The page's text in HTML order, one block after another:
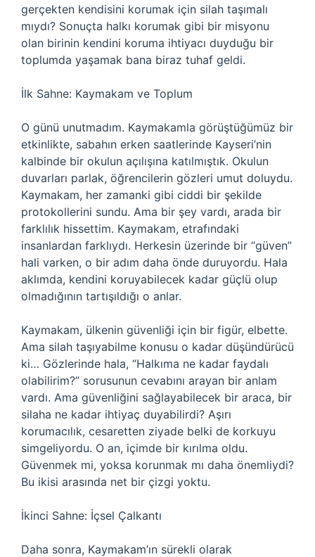
gerçekten kendisini korumak için silah taşımalı
mıydı? Sonuçta halkı korumak gibi bir misyonu
olan birinin kendini koruma ihtiyacı duyduğu bir
toplumda yaşamak bana biraz tuhaf geldi.
İlk Sahne: Kaymakam ve Toplum
O günü unutmadım. Kaymakamla görüştüğümüz bir
etkinlikte, sabahın erken saatlerinde Kayseri’nin
kalbinde bir okulun açılışına katılmıştık. Okulun
duvarları parlak, öğrencilerin gözleri umut doluydu.
Kaymakam, her zamanki gibi ciddi bir şekilde
protokollerini sundu. Ama bir şey vardı, arada bir
farklılık hissettim. Kaymakam, etrafındaki
insanlardan farklıydı. Herkesin üzerinde bir “güven”
hali varken, o bir adım daha önde duruyordu. Hala
aklımda, kendini koruyabilecek kadar güçlü olup
olmadığının tartışıldığı o anlar.
Kaymakam, ülkenin güvenliği için bir figür, elbette.
Ama silah taşıyabilme konusu o kadar düşündürücü
ki… Gözlerinde hala, “Halkıma ne kadar faydalı
olabilirim?” sorusunun cevabını arayan bir anlam
vardı. Ama güvenliğini sağlayabilecek bir araca, bir
silaha ne kadar ihtiyaç duyabilirdi? Aşırı
korumacılık, cesaretten ziyade belki de korkuyu
simgeliyordu. O an, içimde bir kırılma oldu.
Güvenmek mi, yoksa korunmak mı daha önemliydi?
Bu ikisi arasında net bir çizgi yoktu.
İkinci Sahne: İçsel Çalkantı
Daha sonra, Kaymakam’ın sürekli olarak